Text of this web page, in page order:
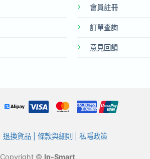
會員註冊
訂單查詢
意見回饋
退換貨品| 條款與細則 私隱政策
Copyright © In-Smart